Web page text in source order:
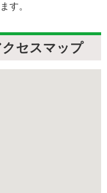
す。
セスマップ